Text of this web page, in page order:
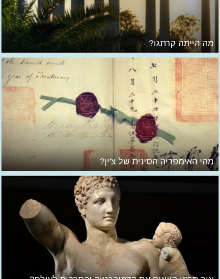
מה הייתה קרתגו?
מהי האימפריה הסינית של צ'ין?